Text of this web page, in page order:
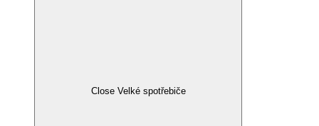
Close Velké spotřebiče